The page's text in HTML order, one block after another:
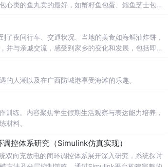
心类的鱼丸卖的最好，如蟹籽鱼包蛋、鳕鱼芝士包等
夜间行车、交通状况、当地的美食如海鲜油炸饼，
并与亲戚交流，感受到家乡的变化和发展，包括即将
人潮以及在广西防城港享受海滩的乐趣。
练。内容聚焦学生假期生活观察与表达能力培养，
材料。
控体系研究（Simulink仿真实现）
双向充放电的闭环调控体系展开深入研究，系统探讨